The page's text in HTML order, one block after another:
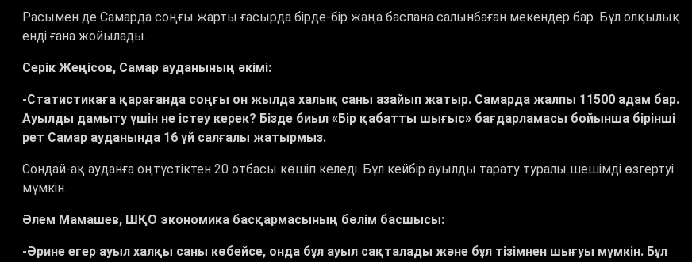
Расымен де Самарда соңғы жарты ғасырда бірде-бір жаңа баспана салынбаған мекендер бар. Бұл олқылық
енді ғана жойылады.
Серік Жеңісов, Самар ауданының әкімі:
-Статистикаға қарағанда соңғы он жылда халық саны азайып жатыр. Самарда жалпы 11500 адам бар.
Ауылды дамыту үшін не істеу керек? Бізде биыл «Бір қабатты шығыс» бағдарламасы бойынша бірінші
рет Самар ауданында 16 үй салғалы жатырмыз.
Сондай-ақ ауданға оңтүстіктен 20 отбасы көшіп келеді. Бұл кейбір ауылды тарату туралы шешімді өзгертуі
мүмкін.
Әлем Мамашев, ШҚО экономика басқармасының бөлім басшысы:
-Әрине егер ауыл халқы саны көбейсе, онда бұл ауыл сақталады және бұл тізімнен шығуы мүмкін. Бұл